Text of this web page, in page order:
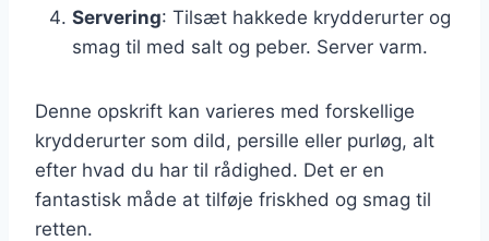
Servering: Tilsæt hakkede krydderurter og
smag til med salt og peber. Server varm.
Denne opskrift kan varieres med forskellige
krydderurter som dild, persille eller purløg, alt
efter hvad du har til rådighed. Det er en
fantastisk måde at tilføje friskhed og smag til
retten.